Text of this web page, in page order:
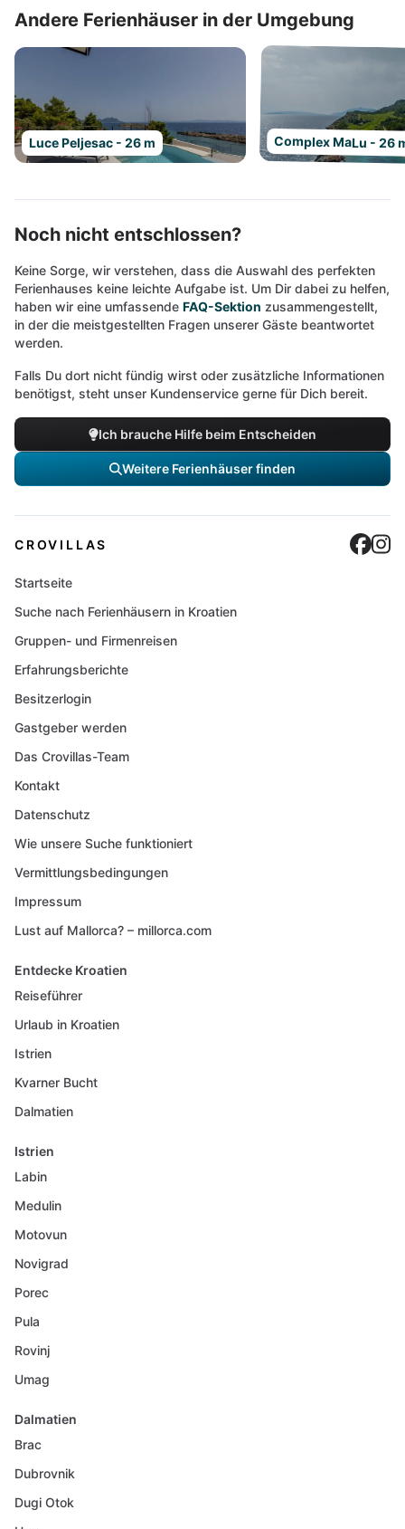
Andere Ferienhäuser in der Umgebung
Luce Peljesac - 26 m Complex MaLu - 26
Noch nicht entschlossen?
Keine Sorge, wir verstehen, dass die Auswahl des perfekten
Ferienhauses keine leichte Aufgabe ist. Um Dir dabei zu helfen,
haben wir eine umfassende FAQ-Sektion zusammengestellt,
in der die meistgestellten Fragen unserer Gäste beantwortet
werden.
Falls Du dort nicht fündig wirst oder zusätzliche Informationen
benötigst, steht unser Kundenservice gerne für Dich bereit.
Ich brauche Hilfe beim Entscheiden
Weitere Ferienhäuser finden
CROVILLAS
Startseite
Suche nach Ferienhäusern in Kroatien
Gruppen- und Firmenreisen
Erfahrungsberichte
Besitzerlogin
Gastgeber werden
Das Crovillas-Team
Kontakt
Datenschutz
Wie unsere Suche funktioniert
Vermittlungsbedingungen
Impressum
Lust auf Mallorca? – millorca.com
Entdecke Kroatien
Reiseführer
Urlaub in Kroatien
Istrien
Kvarner Bucht
Dalmatien
Istrien
Labin
Medulin
Motovun
Novigrad
Porec
Pula
Rovinj
Umag
Dalmatien
Brac
Dubrovnik
Dugi Otok